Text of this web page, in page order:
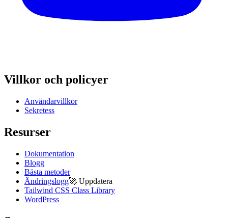
Villkor och policyer
Användarvillkor
Sekretess
Resurser
Dokumentation
Blogg
Bästa metoder
Ändringslogg🚀 Uppdatera
Tailwind CSS Class Library
WordPress